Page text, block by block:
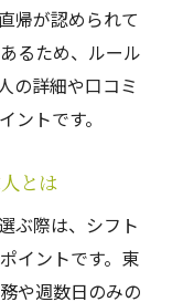
帰が認められて
るため、ルール
の詳細や口コミ
ントです。
とは
ぶ際は、シフト
イントです。東
や週数日のみの